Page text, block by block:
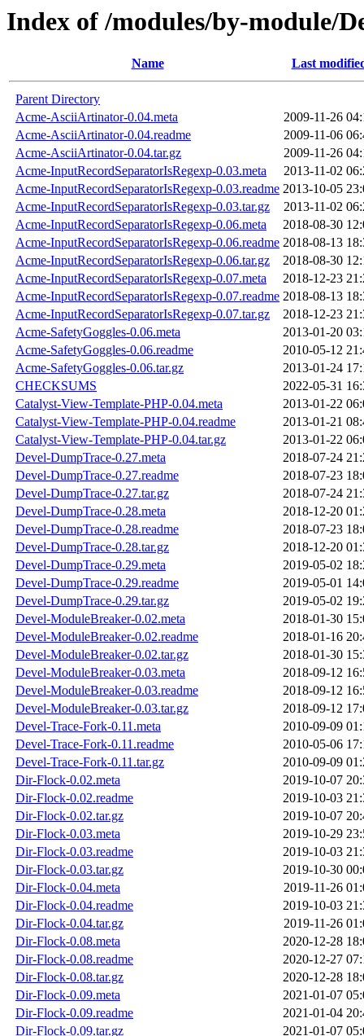
Index of /modules/by-module/
Name Last
Parent Directory
Acme-AsciiArtinator-0.04.meta
2009-11-26
Acme-AsciiArtinator-0.04.readme
2009-11-06
Acme-AsciiArtinator-0.04.tar.gz
2009-11-26
Acme-InputRecordSeparatorIsRegexp-0.03.meta
2013-11-02
Acme-InputRecordSeparatorIsRegexp-0.03.readme 2013-10-05
Acme-InputRecordSeparatorIsRegexp-0.03.tar.gz
2013-11-02
Acme-InputRecordSeparatorIsRegexp-0.06.meta
2018-08-30
Acme-InputRecordSeparatorIsRegexp-0.06.readme 2018-08-13
Acme-InputRecordSeparatorIsRegexp-0.06.tar.gz
2018-08-30
Acme-InputRecordSeparatorIsRegexp-0.07.meta
2018-12-23
Acme-InputRecordSeparatorIsRegexp-0.07.readme 2018-08-13
Acme-InputRecordSeparatorIsRegexp-0.07.tar.gz
2018-12-23
Acme-SafetyGoggles-0.06.meta
2013-01-20
Acme-SafetyGoggles-0.06.readme
2010-05-12
Acme-SafetyGoggles-0.06.tar.gz
2013-01-24
CHECKSUMS
2022-05-31
Catalyst-View-Template-PHP-0.04.meta
2013-01-22
Catalyst-View-Template-PHP-0.04.readme
2013-01-21
Catalyst-View-Template-PHP-0.04.tar.gz
2013-01-22
Devel-DumpTrace-0.27.meta
2018-07-24
Devel-DumpTrace-0.27.readme
2018-07-23
Devel-DumpTrace-0.27.tar.gz
2018-07-24
Devel-DumpTrace-0.28.meta
2018-12-20
Devel-DumpTrace-0.28.readme
2018-07-23
Devel-DumpTrace-0.28.tar.gz
2018-12-20
Devel-DumpTrace-0.29.meta
2019-05-02
Devel-DumpTrace-0.29.readme
2019-05-01
Devel-DumpTrace-0.29.tar.gz
2019-05-02
Devel-ModuleBreaker-0.02.meta
2018-01-30
Devel-ModuleBreaker-0.02.readme
2018-01-16
Devel-ModuleBreaker-0.02.tar.gz
2018-01-30
Devel-ModuleBreaker-0.03.meta
2018-09-12
Devel-ModuleBreaker-0.03.readme
2018-09-12
Devel-ModuleBreaker-0.03.tar.gz
2018-09-12
Devel-Trace-Fork-0.11.meta
2010-09-09
Devel-Trace-Fork-0.11.readme
2010-05-06
Devel-Trace-Fork-0.11.tar.gz
2010-09-09
Dir-Flock-0.02.meta
2019-10-07
Dir-Flock-0.02.readme
2019-10-03
Dir-Flock-0.02.tar.gz
2019-10-07
Dir-Flock-0.03.meta
2019-10-29
Dir-Flock-0.03.readme
2019-10-03
Dir-Flock-0.03.tar.gz
2019-10-30
Dir-Flock-0.04.meta
2019-11-26
Dir-Flock-0.04.readme
2019-10-03
Dir-Flock-0.04.tar.gz
2019-11-26
Dir-Flock-0.08.meta
2020-12-28
Dir-Flock-0.08.readme
2020-12-27
Dir-Flock-0.08.tar.gz
2020-12-28
Dir-Flock-0.09.meta
2021-01-07
Dir-Flock-0.09.readme
2021-01-04
Dir-Flock-0.09.tar.gz
2021-01-07